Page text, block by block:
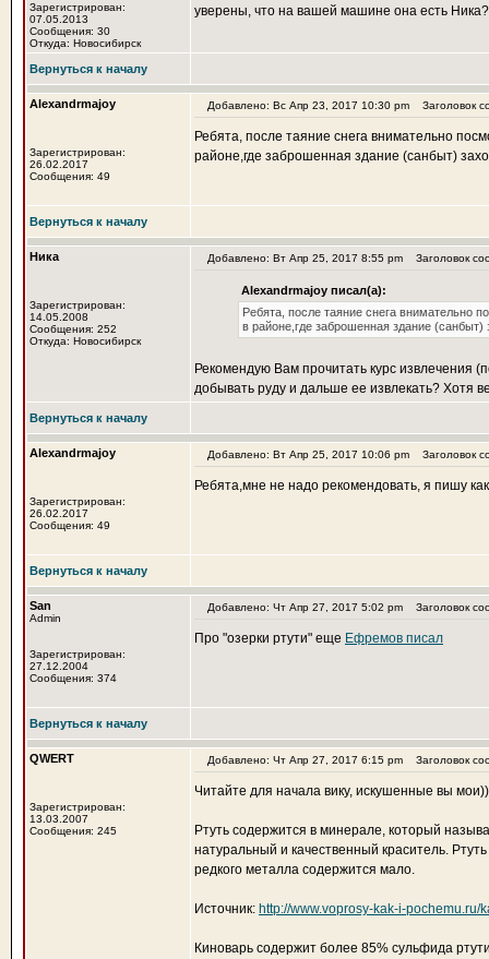
Зарегистрирован:
07.05.2013
Сообщения: 30
Откуда: Новосибирск
уверены, что на вашей машине она есть Ника?
Вернуться к началу
Alexandrmajoy
Зарегистрирован:
26.02.2017
Сообщения: 49
Добавлено: Вс Апр 23, 2017 10:30 pm Заголовок
Ребята, после таяние снега внимательно
районе,где заброшенная здание (санбыт)
Вернуться к началу
Ника
Зарегистрирован:
14.05.2008
Сообщения: 252
Откуда: Новосибирск
Добавлено: Вт Апр 25, 2017 8:55 pm Заголовок
Alexandrmajoy писал(а):
Ребята, после таяние снега внимательно
в районе,где заброшенная здание
Рекомендую Вам прочитать курс извлечения
добывать руду и дальше ее извлекать? Хотя
Вернуться к началу
Alexandrmajoy
Зарегистрирован:
26.02.2017
Сообщения: 49
Добавлено: Вт Апр 25, 2017 10:06 pm Заголовок
Ребята,мне не надо рекомендовать, я пишу
Вернуться к началу
San
Admin
Зарегистрирован:
27.12.2004
Сообщения: 374
Добавлено: Чт Апр 27, 2017 5:02 pm Заголовок
Про "озерки ртути" еще Ефремов писал
Вернуться к началу
QWERT
Зарегистрирован:
13.03.2007
Сообщения: 245
Добавлено: Чт Апр 27, 2017 6:15 pm Заголовок
Читайте для начала вику, искушенные вы мои))
Ртуть содержится в минерале, который
натуральный и качественный краситель.
редкого металла содержится мало.
Источник: http://www.voprosy-kak-i-pochemu.ru/
Киноварь содержит более 85% сульфида